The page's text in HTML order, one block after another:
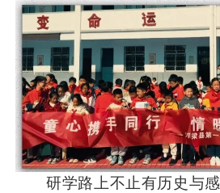
研学路上不止有历史与